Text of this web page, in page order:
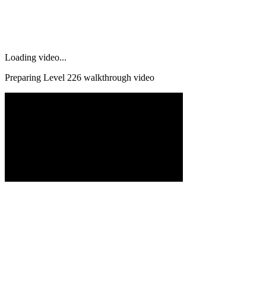
Loading video...
Preparing Level 226 walkthrough video